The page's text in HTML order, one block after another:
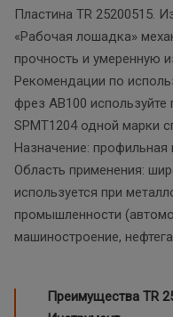
Пластина TR 25200515.
«Рабочая лошадка»
прочность и умеренную
Рекомендации по
фрез AB100 используйте
SPMT1204 одной марки
Назначение:
Область применения:
используется при
промышленности
машиностроение,
Преимущества TR